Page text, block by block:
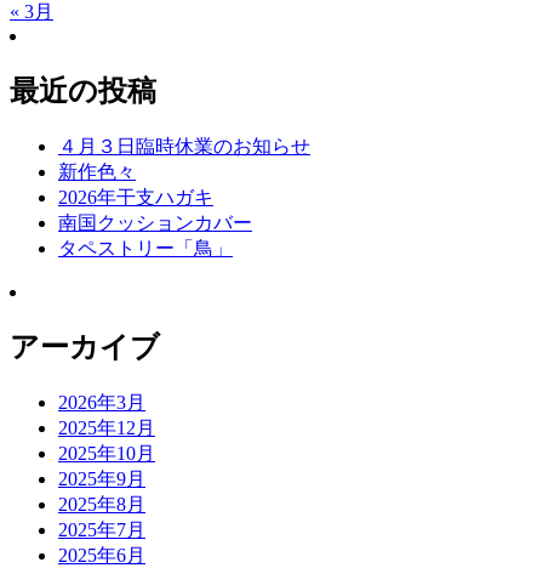
« 3月
最近の投稿
４月３日臨時休業のお知らせ
新作色々
2026年干支ハガキ
南国クッションカバー
タペストリー「鳥」
アーカイブ
2026年3月
2025年12月
2025年10月
2025年9月
2025年8月
2025年7月
2025年6月